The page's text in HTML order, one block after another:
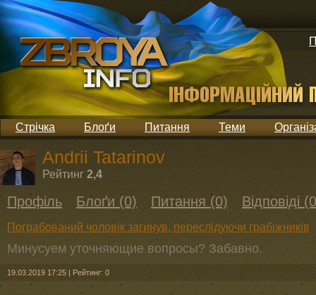
Стрічка Блоґи Питання Теми
Andrii Tatarinov
Рейтинг 2,4
Профіль Блоґи (0) Питання (0) Відповіді
Пограбований чоловік загинув, переслідуючи грабіжників
Минусуем уточняющие вопросы? Забавно.
19.03.2019 17:25 | Рейтинг: 0